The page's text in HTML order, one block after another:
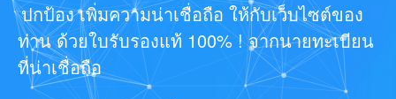
ปกป้อง เพิ่มความน่าเชื่อถือ ให้กับเว็บไซต์ของ
ท่าน ด้วยใบรับรองแท้ 100% ! จากนายทะเบียน
ที่น่าเชื่อถือ